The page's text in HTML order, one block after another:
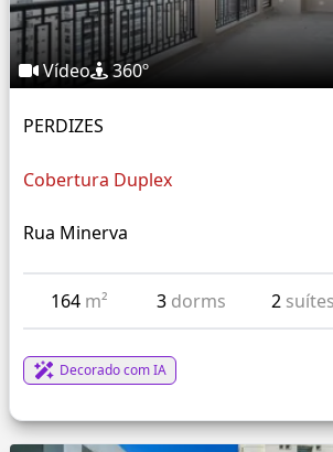
Vídeo 360º
PERDIZES
Cobertura Duplex
Rua Minerva
164 m² 3 dorms 2 suítes
Decorado com IA